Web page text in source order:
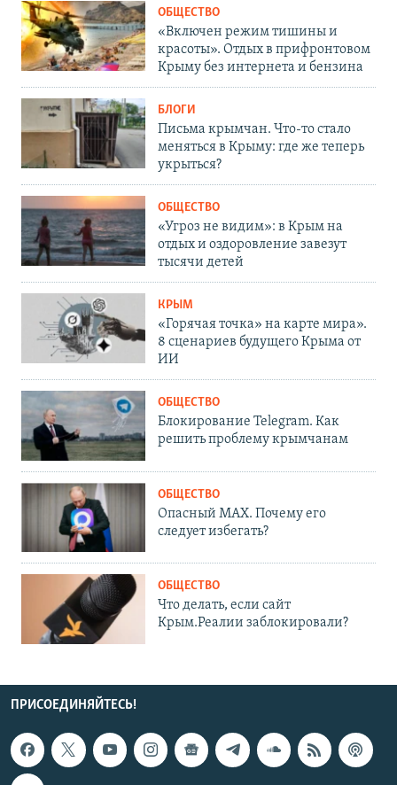
ОБЩЕСТВО
«Включен режим тишины и
красоты». Отдых в прифронтовом
Крыму без интернета и бензина
БЛОГИ
Письма крымчан. Что-то стало
меняться в Крыму: где же теперь
укрыться?
ОБЩЕСТВО
«Угроз не видим»: в Крым на
отдых и оздоровление завезут
тысячи детей
КРЫМ
«Горячая точка» на карте мира».
8 сценариев будущего Крыма от
ИИ
ОБЩЕСТВО
Блокирование Telegram. Как
решить проблему крымчанам
ОБЩЕСТВО
Опасный MAX. Почему его
следует избегать?
ОБЩЕСТВО
Что делать, если сайт
Крым.Реалии заблокировали?
ПРИСОЕДИНЯЙТЕСЬ!